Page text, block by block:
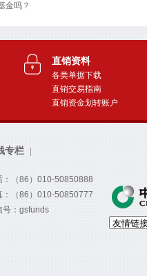
金吗？
直销资料
各类单据下载
直销交易指南
直销资金划转账户
专栏
：（86）010-50850888
：（86）010-50850777
号：gsfunds